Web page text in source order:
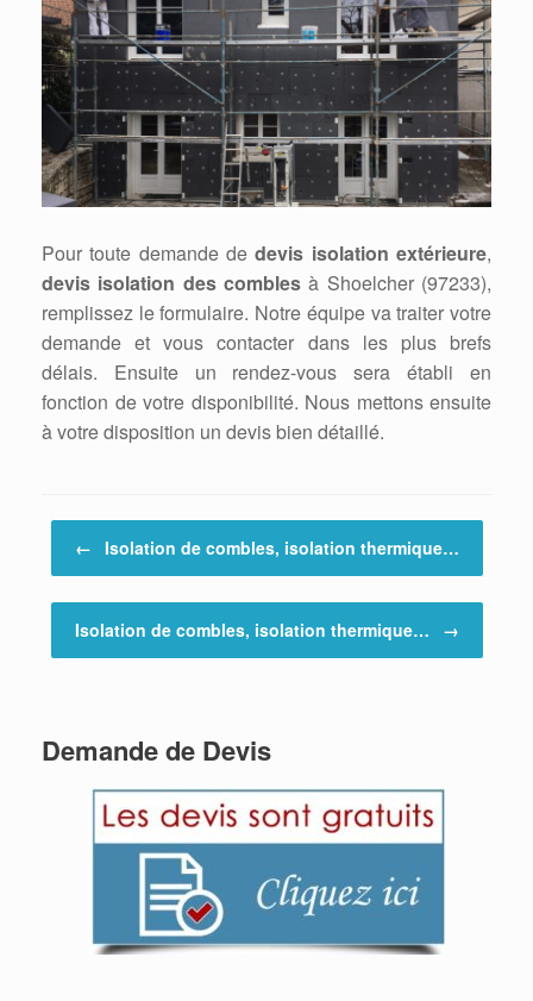
Pour toute demande dedevis isolation extérieure,
devis isolation des combles à Shoelcher (97233),
remplissez le formulaire. Notre équipe va traiter votre
demande et vous contacter dans les plus brefs
délais. Ensuite un rendez-vous sera établi en
fonction de votre disponibilité. Nous mettons ensuite
à votre disposition un devis bien détaillé.
Post navigation
← Isolation de combles, isolation thermique…
Isolation de combles, isolation thermique… →
Demande de Devis